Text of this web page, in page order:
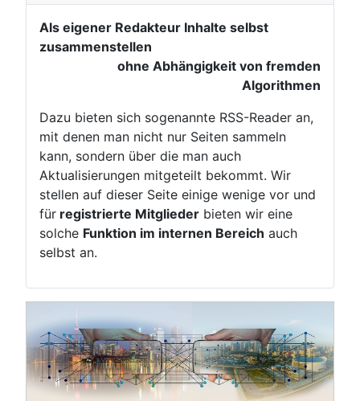
Als eigener Redakteur Inhalte selbst
zusammenstellen
ohne Abhängigkeit von fremden
Algorithmen
Dazu bieten sich sogenannte RSS-Reader an,
mit denen man nicht nur Seiten sammeln
kann, sondern über die man auch
Aktualisierungen mitgeteilt bekommt. Wir
stellen auf dieser Seite einige wenige vor und
für registrierte Mitglieder bieten wir eine
solche Funktion im internen Bereich auch
selbst an.